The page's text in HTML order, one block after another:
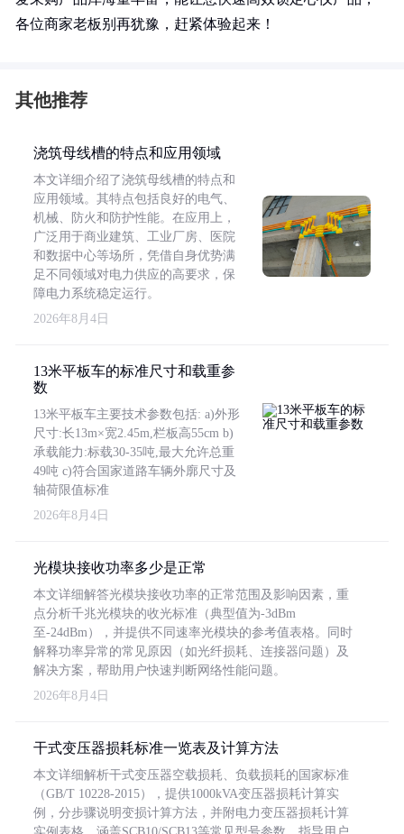
各位商家老板别再犹豫，赶紧体验起来！
其他推荐
浇筑母线槽的特点和应用领域
本文详细介绍了浇筑母线槽的特点和
应用领域。其特点包括良好的电气、
机械、防火和防护性能。在应用上，
广泛用于商业建筑、工业厂房、医院
和数据中心等场所，凭借自身优势满
足不同领域对电力供应的高要求，保
障电力系统稳定运行。
2026年8月4日
13米平板车的标准尺寸和载重参
数
13米平板车主要技术参数包括: a)外形
尺寸:长13m×宽2.45m,栏板高55cm b)
承载能力:标载30-35吨,最大允许总重
49吨 c)符合国家道路车辆外廓尺寸及
轴荷限值标准
2026年8月4日
光模块接收功率多少是正常
本文详细解答光模块接收功率的正常范围及影响因素，重
点分析千兆光模块的收光标准（典型值为-3dBm
至-24dBm），并提供不同速率光模块的参考值表格。同时
解释功率异常的常见原因（如光纤损耗、连接器问题）及
解决方案，帮助用户快速判断网络性能问题。
2026年8月4日
干式变压器损耗标准一览表及计算方法
本文详细解析干式变压器空载损耗、负载损耗的国家标准
（GB/T 10228-2015），提供1000kVA变压器损耗计算实
例，分步骤说明变损计算方法，并附电力变压器损耗计算